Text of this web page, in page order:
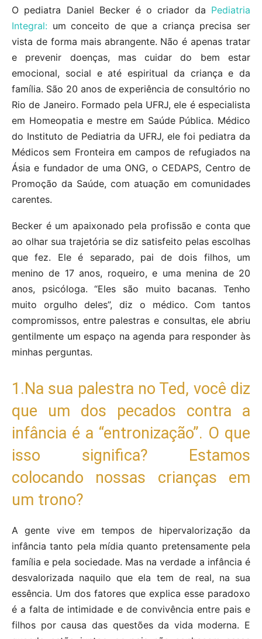
O pediatra Daniel Becker é o criador da Pediatria
Integral: um conceito de que a criança precisa ser
vista de forma mais abrangente. Não é apenas tratar
e prevenir doenças, mas cuidar do bem estar
emocional, social e até espiritual da criança e da
família. São 20 anos de experiência de consultório no
Rio de Janeiro. Formado pela UFRJ, ele é especialista
em Homeopatia e mestre em Saúde Pública. Médico
do Instituto de Pediatria da UFRJ, ele foi pediatra da
Médicos sem Fronteira em campos de refugiados na
Ásia e fundador de uma ONG, o CEDAPS, Centro de
Promoção da Saúde, com atuação em comunidades
carentes.
Becker é um apaixonado pela profissão e conta que
ao olhar sua trajetória se diz satisfeito pelas escolhas
que fez. Ele é separado, pai de dois filhos, um
menino de 17 anos, roqueiro, e uma menina de 20
anos, psicóloga. “Eles são muito bacanas. Tenho
muito orgulho deles”, diz o médico. Com tantos
compromissos, entre palestras e consultas, ele abriu
gentilmente um espaço na agenda para responder às
minhas perguntas.
1.Na sua palestra no Ted, você diz
que um dos pecados contra a
infância é a “entronização”. O que
isso significa? Estamos
colocando nossas crianças em
um trono?
A gente vive em tempos de hipervalorização da
infância tanto pela mídia quanto pretensamente pela
família e pela sociedade. Mas na verdade a infância é
desvalorizada naquilo que ela tem de real, na sua
essência. Um dos fatores que explica esse paradoxo
é a falta de intimidade e de convivência entre pais e
filhos por causa das questões da vida moderna. E